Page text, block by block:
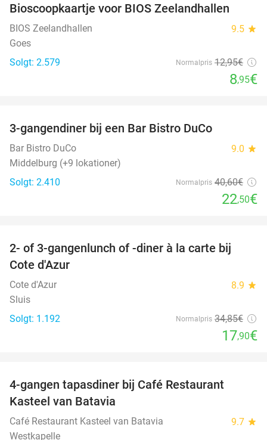
Bioscoopkaartje voor BIOS Zeelandhallen
BIOS Zeelandhallen 9.5 star
Goes
Solgt: 2.579
Normalpris 12,95€
8,95€
3-gangendiner bij een Bar Bistro DuCo
Bar Bistro DuCo 9.0 star
Middelburg (+9 lokationer)
Solgt: 2.410
Normalpris 40,60€
22,50€
49%
2- of 3-gangenlunch of -diner à la carte bij
Cote d'Azur
Cote d'Azur 8.9 star
Sluis
Solgt: 1.192
Normalpris 34,85€
17,90€
4-gangen tapasdiner bij Café Restaurant
Kasteel van Batavia
Café Restaurant Kasteel van Batavia 9.7 star
Westkapelle